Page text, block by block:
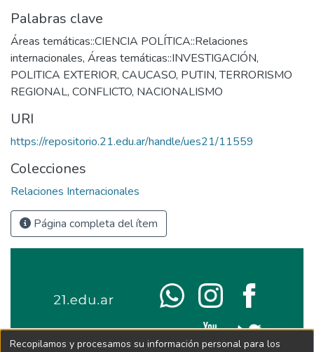
Palabras clave
Áreas temáticas::CIENCIA POLÍTICA::Relaciones
internacionales, Áreas temáticas::INVESTIGACIÓN,
POLITICA EXTERIOR, CAUCASO, PUTIN,TERRORISMO
REGIONAL, CONFLICTO, NACIONALISMO
URI
https://repositorio.21.edu.ar/handle/ues21/11559
Colecciones
Relaciones Internacionales
Página completa del ítem
Recopilamos y procesamos su información personal para los